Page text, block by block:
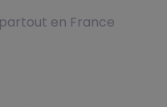
en France